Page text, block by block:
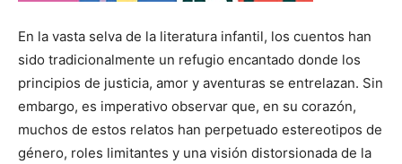
En la vasta selva de la literatura infantil, los cuentos han
sido tradicionalmente un refugio encantado donde los
principios de justicia, amor y aventuras se entrelazan. Sin
embargo, es imperativo observar que, en su corazón,
muchos de estos relatos han perpetuado estereotipos de
género, roles limitantes y una visión distorsionada de la